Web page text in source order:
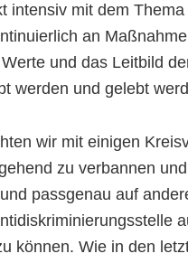
intensiv mit dem
an
und das Leitbild
werden und gelebt
wir mit einigen
zu verbannen
passgenau auf
können. Wie in den